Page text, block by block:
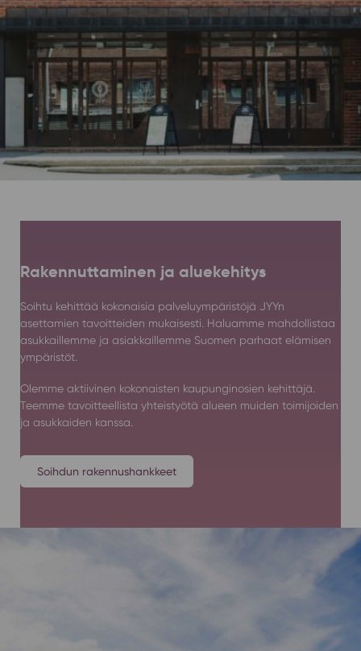
Rakennuttaminen ja aluekehitys
Soihtu kehittää kokonaisia palveluympäristöjä JYYn
asettamien tavoitteiden mukaisesti. Haluamme mahdollistaa
asukkaillemme ja asiakkaillemme Suomen parhaat elämisen
ympäristöt.
Olemme aktiivinen kokonaisten kaupunginosien kehittäjä.
Teemme tavoitteellista yhteistyötä alueen muiden toimijoiden
ja asukkaiden kanssa.
Soihdun rakennushankkeet